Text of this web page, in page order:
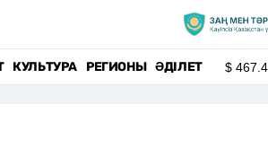
КУЛЬТУРА РЕГИОНЫ ӘДІЛЕТ $